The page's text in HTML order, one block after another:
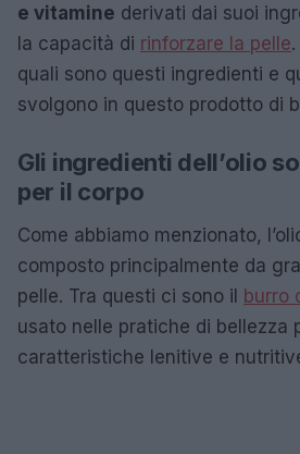
e vitamine derivati dai suoi
la capacità di rinforzare la pelle
quali sono questi ingredienti e
svolgono in questo prodotto di
Gli ingredienti dell’olio
per il corpo
Come abbiamo menzionato,
composto principalmente da
pelle. Tra questi ci sono il burro
usato nelle pratiche di bellezza
caratteristiche lenitive e